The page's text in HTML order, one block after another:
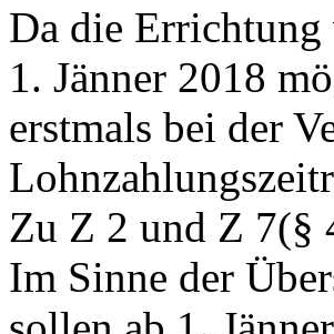
Da die
1. Jänner 2018
erstmals bei der
Zu Z 2 und Z 7(§
Im Sinne der